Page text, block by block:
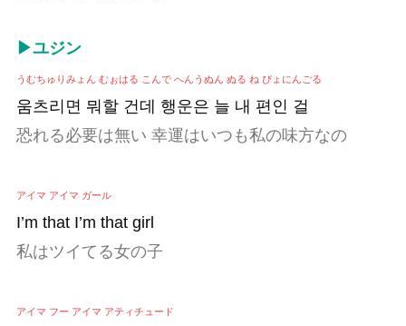
▶ユジン
うむちゅりみょん むぉはる こんで へんうぬん ぬる ね ぴょにんごる
움츠리면 뭐할 건데 행운은 늘 내 편인 걸
恐れる必要は無い 幸運はいつも私の味方なの
アイマ アイマ ガール
I’m that I’m that girl
私はツイてる女の子
アイマ フー アイマ アティチュード